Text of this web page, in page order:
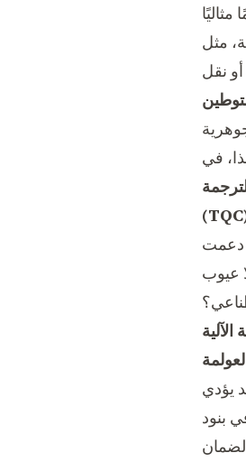
مثاليًا
نقل
في
دعمت
يؤدي
بنود
لضمان